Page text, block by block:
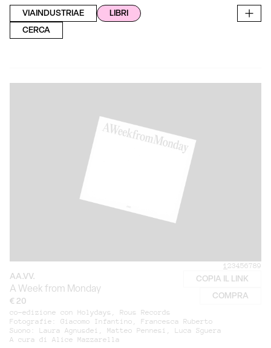
VIAINDUSTRIAE
LIBRI
CERCA
1 23456789
AA.VV.
A Week from Monday
€ 20
COPIA IL LINK
COMPRA
co-edizione con Holydays, Rous Records
Fotografie: Giacomo Infantino, Francesca Ruberto
Suono: Laura Agnusdei, Matteo Pennesi, Luca Sguera
A cura di Alice Mazzarella